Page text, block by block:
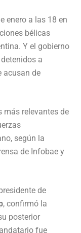
enero a las 18 en
bélicas
Y el gobierno
a
acusan de
más relevantes de
según la
de Infobae y
de
, confirmó la
posterior
fue